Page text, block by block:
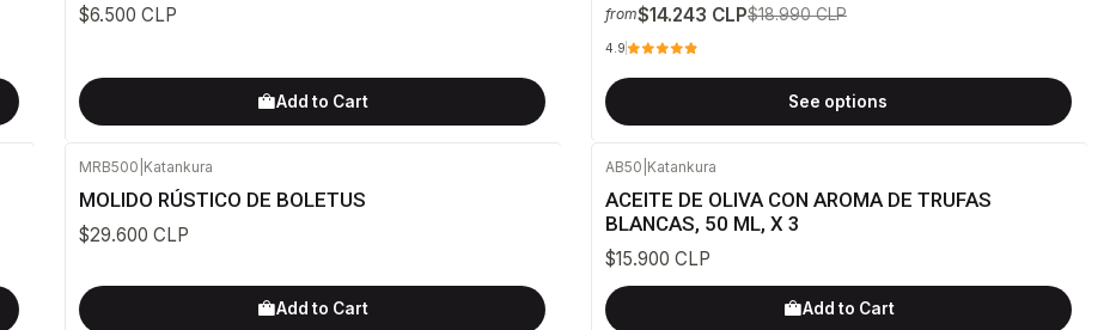
$6.500 CLP
Add to Cart
from$14.243 CLP$18.990 CLP
4.9
See options
MRB500 Katankura
MOLIDO RÚSTICO DE BOLETUS
$29.600 CLP
Add to Cart
AB50 Katankura
ACEITE DE OLIVA CON AROMA DE TRUFAS
BLANCAS, 50 ML, X 3
$15.900 CLP
Add to Cart